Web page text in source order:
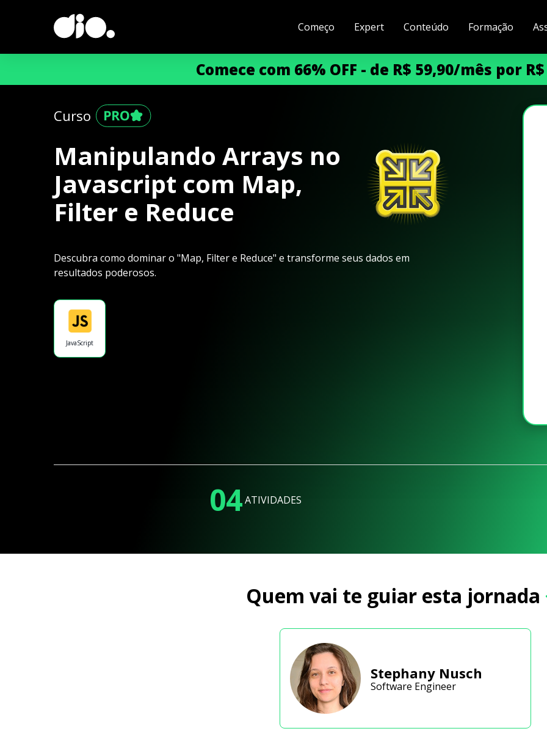
Começo Expert Conteúdo Formação
Comece com 66% OFF - de R$ 59,90/mês por
Curso
Manipulando Arrays no
Javascript com Map,
Filter e Reduce
Descubra como dominar o "Map, Filter e Reduce" e transforme seus dados em
resultados poderosos.
JavaScript
04 ATIVIDADES
Quem vai te guiar esta jornada
Stephany Nusch
Software Engineer